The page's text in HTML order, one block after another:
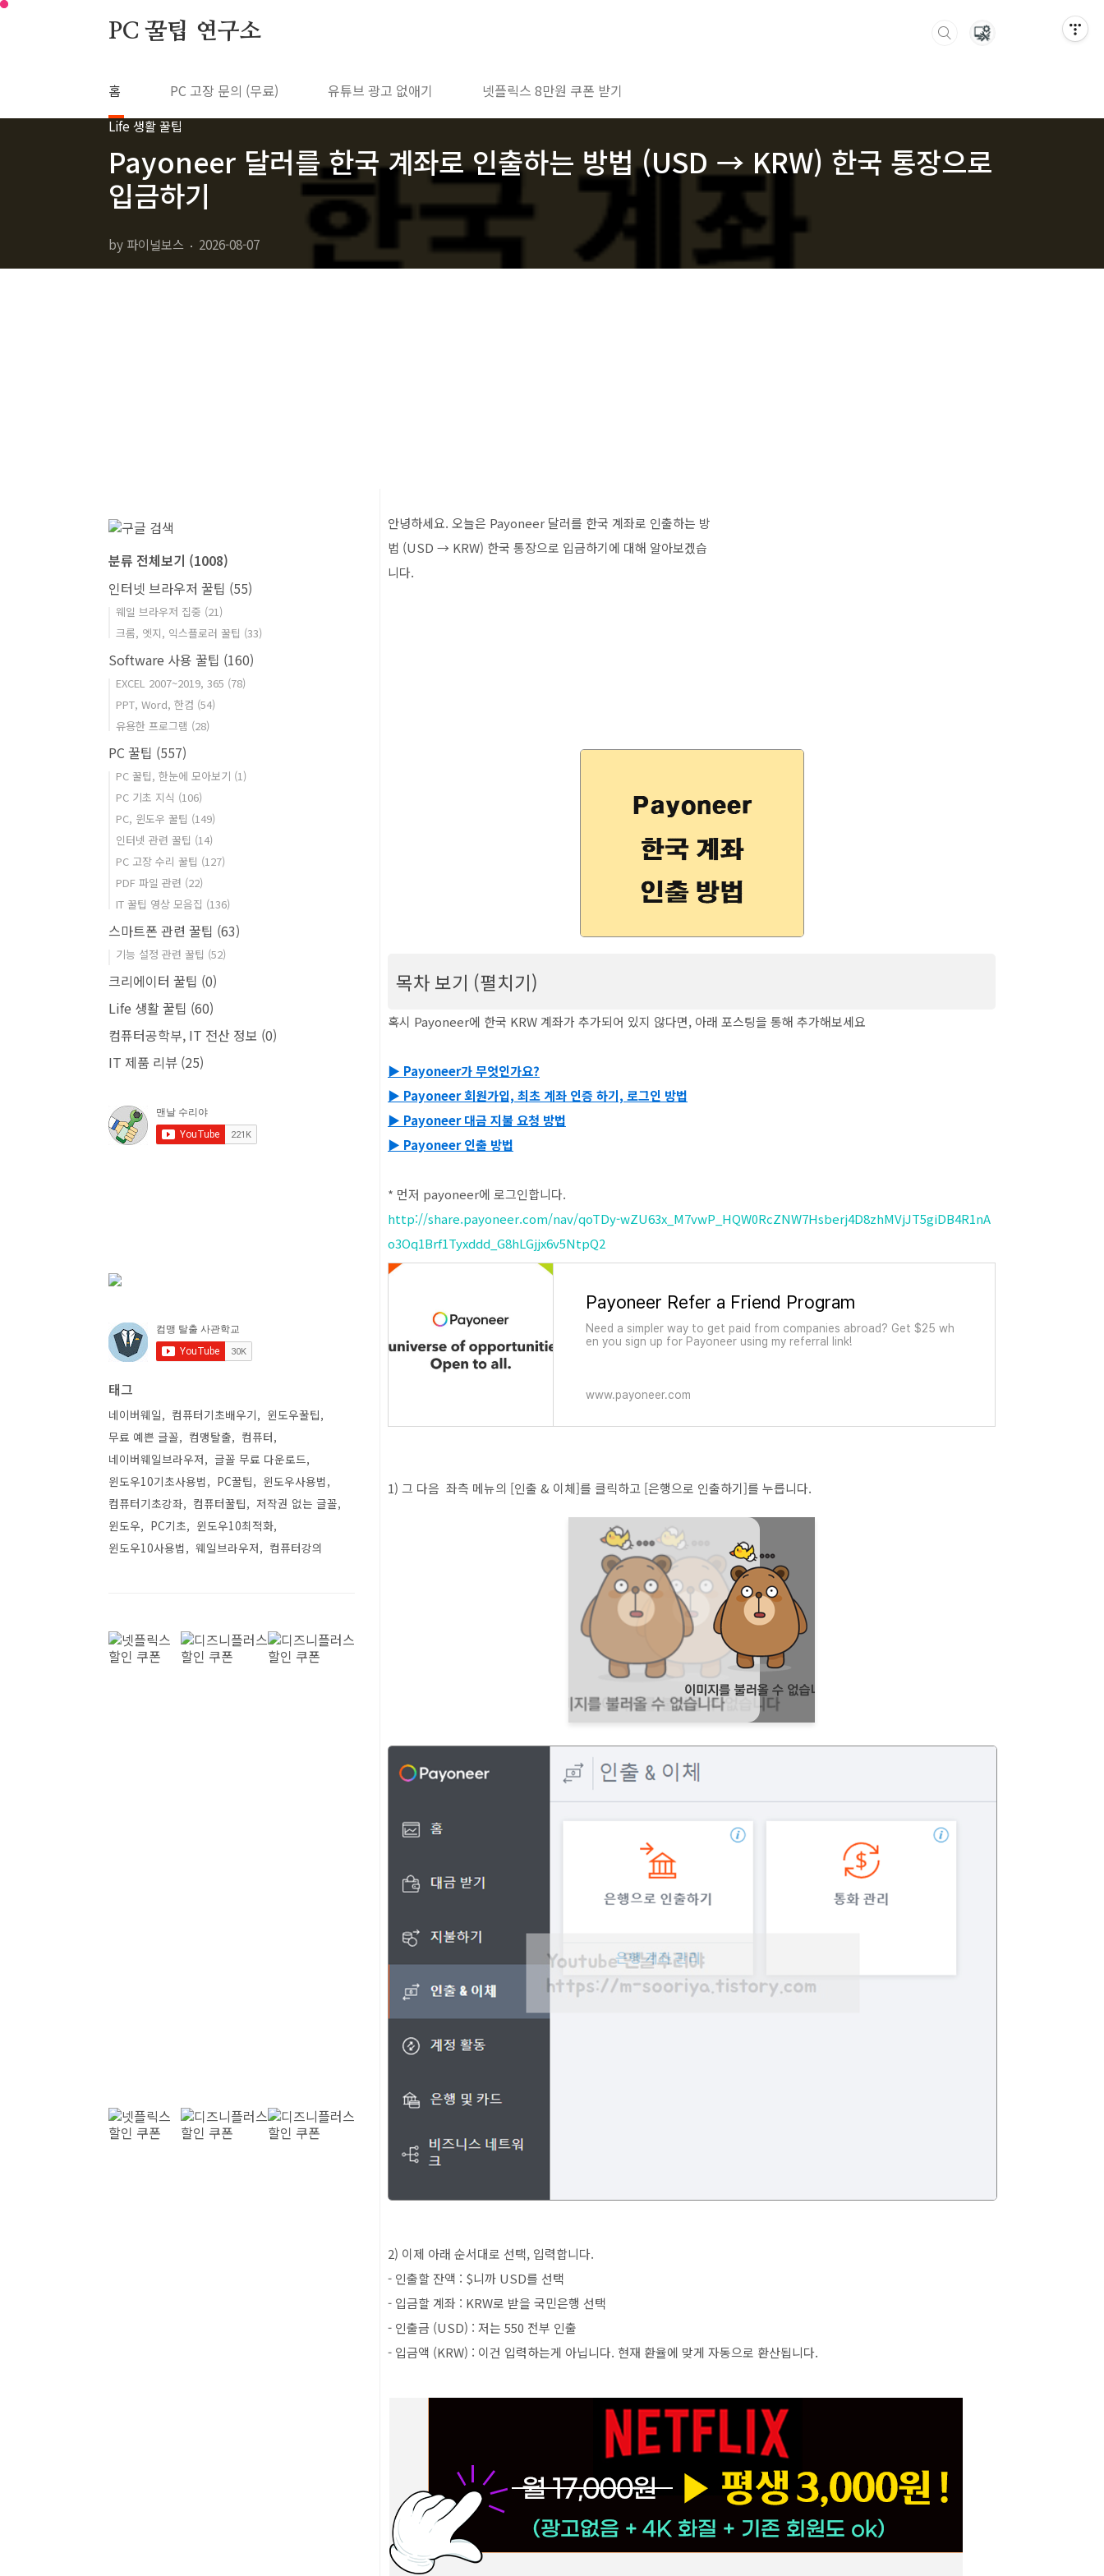
본문 바로가기
PC 꿀팁 연구소
홈 PC 고장 문의 (무료) 유튜브 광고 없애기 넷플릭스 8만원 쿠폰 받기
Life 생활 꿀팁
Payoneer 달러를 한국 계좌로 인출하는 방법 (USD → KRW) 한국 통장으로
입금하기
by 파이널보스 2026-08-07
안녕하세요. 오늘은 Payoneer 달러를 한국 계좌로 인출하는 방
법 (USD → KRW) 한국 통장으로 입금하기에 대해 알아보겠습
니다.
목차 보기 (펼치기)
Payoneer 달러를 한국 계좌로 인출하는 방법 (USD → KRW) 한국 통장으로 입금하
목차
혹시 Payoneer에 한국 KRW 계좌가 추가되어 있지 않다면, 아래 포스팅을 통해 추가해보세요
▶ Payoneer가 무엇인가요?
▶ Payoneer 회원가입, 최초 계좌 인증 하기, 로그인 방법
▶ Payoneer 대금 지불 요청 방법
▶ Payoneer 인출 방법
* 먼저 payoneer에 로그인합니다.
http://share.payoneer.com/nav/qoTDy-wZU63x_M7vwP_HQW0RcZNW7Hsberj4D8zhMVjJT5giDB4R1nA
o3Oq1Brf1Tyxddd_G8hLGjjx6v5NtpQ2
Payoneer Refer a Friend Program
Need a simpler way to get paid from companies abroad? Get $25 wh
en you sign up for Payoneer using my referral link!
www.payoneer.com
1) 그 다음 좌측 메뉴의 [인출 & 이체]를 클릭하고 [은행으로 인출하기]를 누릅니다.
2) 이제 아래 순서대로 선택, 입력합니다.
- 인출할 잔액 : $니까 USD를 선택
- 입금할 계좌 : KRW로 받을 국민은행 선택
- 인출금 (USD) : 저는 550 전부 인출
- 입금액 (KRW) : 이건 입력하는게 아닙니다. 현재 환율에 맞게 자동으로 환산됩니다.
분류 전체보기 (1008)
인터넷 브라우저 꿀팁 (55)
웨일 브라우저 집중 (21)
크롬, 엣지, 익스플로러 꿀팁 (33)
Software 사용 꿀팁 (160)
EXCEL 2007~2019, 365 (78)
PPT, Word, 한컴 (54)
유용한 프로그램 (28)
PC 꿀팁 (557)
PC 꿀팁, 한눈에 모아보기 (1)
PC 기초 지식 (106)
PC, 윈도우 꿀팁 (149)
인터넷 관련 꿀팁 (14)
PC 고장 수리 꿀팁 (127)
PDF 파일 관련 (22)
IT 꿀팁 영상 모음집 (136)
스마트폰 관련 꿀팁 (63)
기능 설정 관련 꿀팁 (52)
크리에이터 꿀팁 (0)
Life 생활 꿀팁 (60)
컴퓨터공학부, IT 전산 정보 (0)
IT 제품 리뷰 (25)
태그
네이버웨일 컴퓨터기초배우기
윈도우꿀팁
무료 예쁜 글꼴
컴맹탈출
컴퓨터
네이버웨일브라우저
글꼴 무료 다운로드
윈도우10기초사용법
PC꿀팁
윈도우사용법
컴퓨터기초강좌
컴퓨터꿀팁
저작권 없는 글꼴
윈도우
PC기초
윈도우10최적화
윈도우10사용법
웨일브라우저 컴퓨터강의